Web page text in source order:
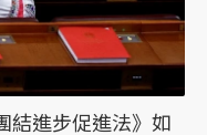
結進步促進法》如